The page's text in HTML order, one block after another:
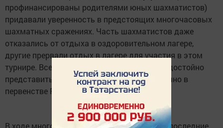
профинансированы родителями юных шахматистов)
придавали уверенность в предстоящих многочасовых
шахматных сражениях. Часть шахматистов даже
отказались от отдыха в оздоровительном лагере,
другие прервали отдых в лагере для участия в этом
турнире. Все были настроены на то, чтобы достойно
представить свой район, поселок и себя лично в
первенстве РТ.
В ходе многодневной борьбы, как всегда в последние